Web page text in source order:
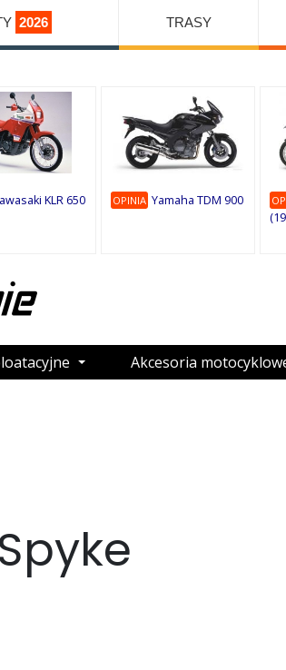
2026 TRASY
KLR 650
OPINIA Yamaha TDM 900
Akcesoria